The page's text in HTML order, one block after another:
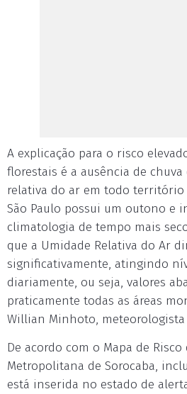
A explicação para o risco
florestais é a ausência de
relativa do ar em todo território
São Paulo possui um outono e
climatologia de tempo mais
que a Umidade Relativa do Ar
significativamente, atingindo
diariamente, ou seja, valores
praticamente todas as áreas
Willian Minhoto, meteorologista
De acordo com o Mapa de
Metropolitana de Sorocaba,
está inserida no estado de